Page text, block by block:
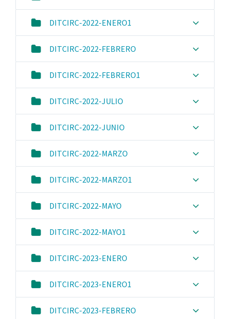
DITCIRC-2022-ENERO1
DITCIRC-2022-FEBRERO
DITCIRC-2022-FEBRERO1
DITCIRC-2022-JULIO
DITCIRC-2022-JUNIO
DITCIRC-2022-MARZO
DITCIRC-2022-MARZO1
DITCIRC-2022-MAYO
DITCIRC-2022-MAYO1
DITCIRC-2023-ENERO
DITCIRC-2023-ENERO1
DITCIRC-2023-FEBRERO